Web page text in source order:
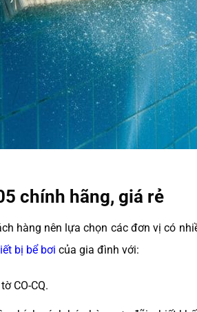
chính hãng, giá rẻ
hàng nên lựa chọn các đơn vị có
bị bể bơi của gia đình với:
CO-CQ.